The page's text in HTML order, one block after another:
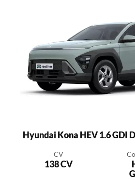
Hyundai Kona HEV 1.6 GDI
CV
138 CV